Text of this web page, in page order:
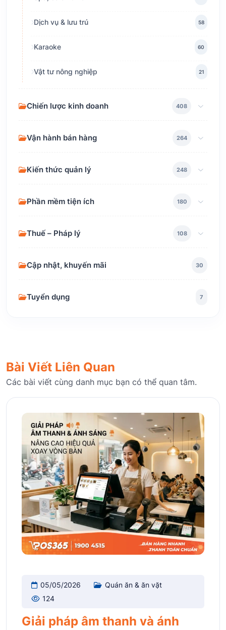
Dịch vụ & lưu trú 58
Karaoke 60
Vật tư nông nghiệp 21
Chiến lược kinh doanh 408
Vận hành bán hàng 264
Kiến thức quản lý 248
Phần mềm tiện ích 180
Thuế – Pháp lý 108
Cập nhật, khuyến mãi 30
Tuyển dụng 7
Bài Viết Liên Quan
Các bài viết cùng danh mục bạn có thể quan tâm.
05/05/2026
Quán ăn & ăn vặt
124
Giải pháp âm thanh và ánh